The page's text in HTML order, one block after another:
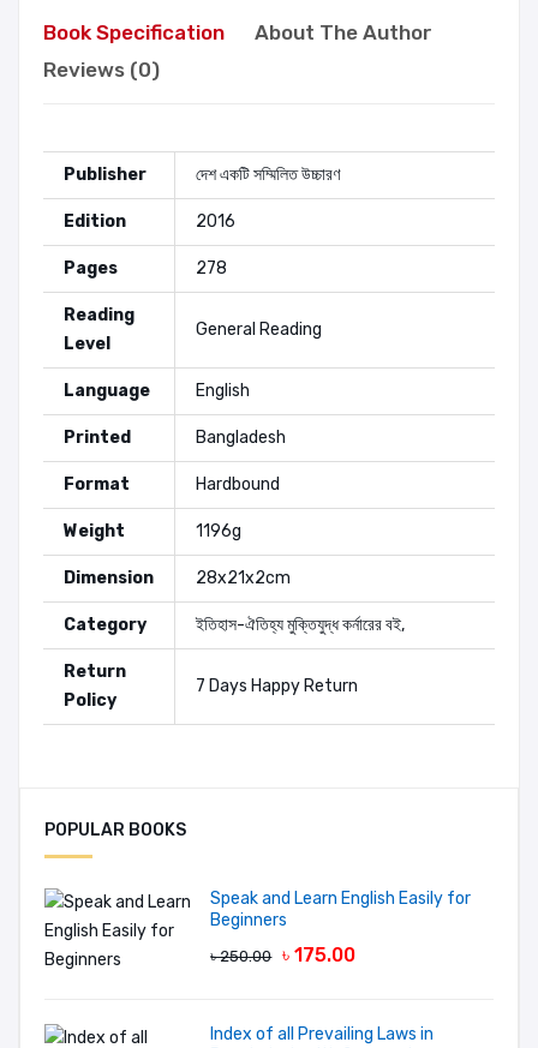
Book Specification
About The Author
Reviews (0)
Publisher দেশ একটি সম্মিলিত উচ্চারণ
Edition 2016
Pages 278
Reading
Level
General Reading
Language English
Printed Bangladesh
Format Hardbound
Weight 1196g
Dimension 28x21x2cm
Category ইতিহাস-ঐতিহ্যমুক্তিযুদ্ধ কর্নারের বই,
Return
Policy
7 Days Happy Return
Add A Review
Your Rating
POPULAR BOOKS
Speak and Learn English Easily for
Beginners
৳ 250.00 ৳ 175.00
Index of all Prevailing Laws in